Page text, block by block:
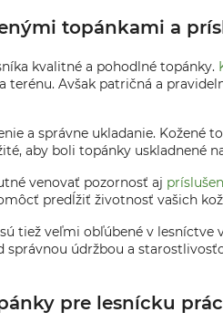
topánkami a
kvalitné a pohodlné topánky.
Avšak patričná a
a správne ukladanie.
aby boli topánky uskladnené
venovať pozornosť aj
predĺžiť životnosť vašich
sú tiež veľmi obľúbené v lesníctve
údržbou a
pre lesnícku